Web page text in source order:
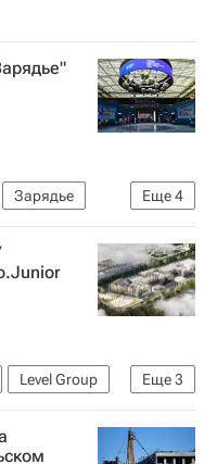
Еще4
Зарядье
Московский урбанистический форум 2023 (МУФ 2023)
Еще3
Level Group